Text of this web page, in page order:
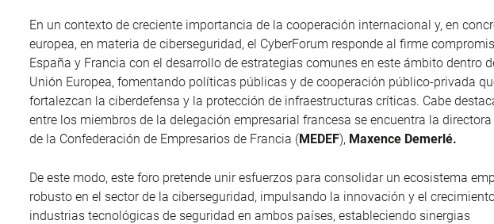
En un contexto de creciente importancia de la cooperación internacional y, en
europea, en materia de ciberseguridad, el CyberForum responde al firme
España y Francia con el desarrollo de estrategias comunes en este ámbito dentro
Unión Europea, fomentando políticas públicas y de cooperación público-privada
fortalezcan la ciberdefensa y la protección de infraestructuras críticas. Cabe
entre los miembros de la delegación empresarial francesa se encuentra la
de la Confederación de Empresarios de Francia (MEDEF), Maxence Demerlé.
De este modo, este foro pretende unir esfuerzos para consolidar un ecosistema
robusto en el sector de la ciberseguridad, impulsando la innovación y el
industrias tecnológicas de seguridad en ambos países, estableciendo sinergias